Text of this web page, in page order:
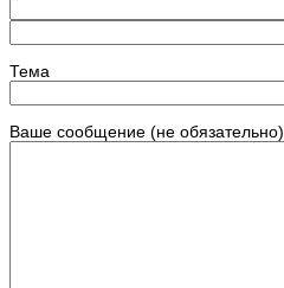
Тема
Ваше сообщение (не обязательно)